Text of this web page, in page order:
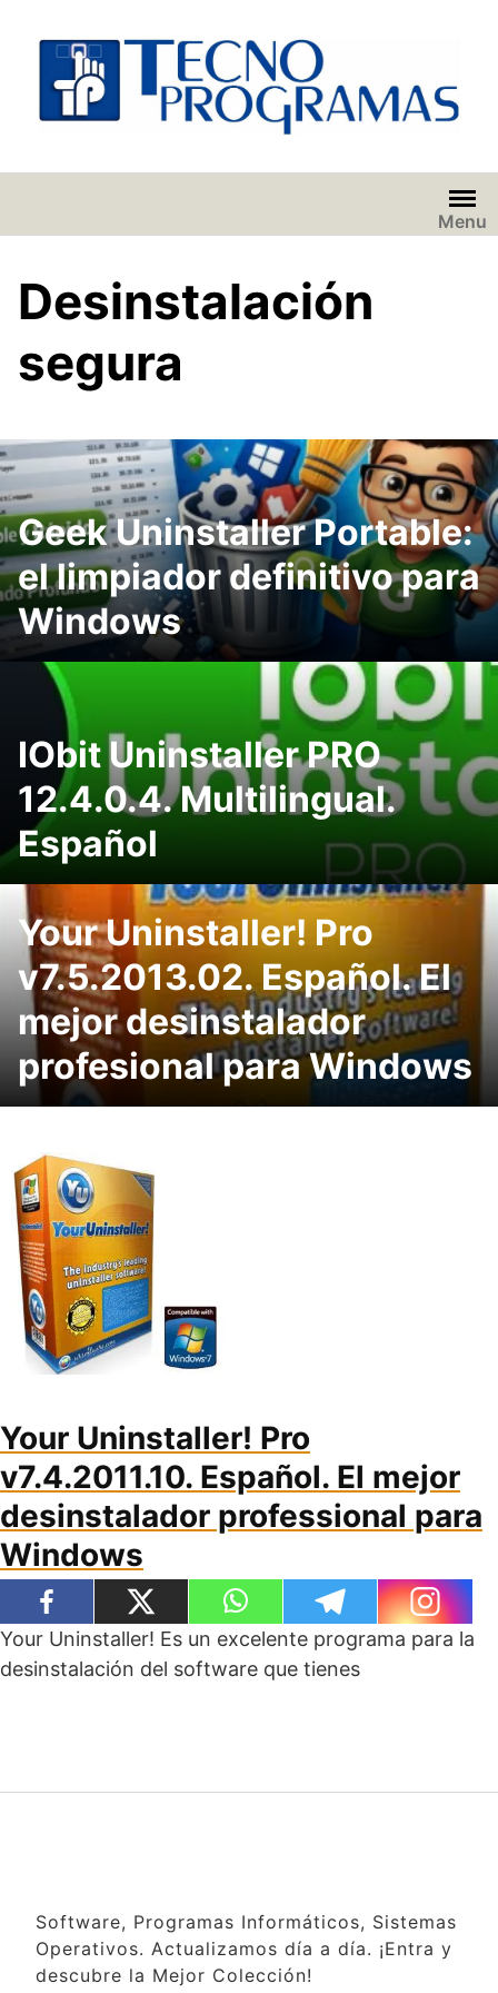
contenido
Menu
Desinstalación
segura
Geek Uninstaller Portable:
el limpiador definitivo para
Windows
IObit Uninstaller PRO
12.4.0.4. Multilingual.
Español
Your Uninstaller! Pro
v7.5.2013.02. Español. El
mejor desinstalador
profesional para Windows
Your Uninstaller! Pro
v7.4.2011.10. Español. El mejor
desinstalador professional para
Windows
Your Uninstaller! Es un excelente programa para la
desinstalación del software que tienes
Software, Programas Informáticos, Sistemas
Operativos. Actualizamos día a día. ¡Entra y
descubre la Mejor Colección!